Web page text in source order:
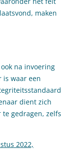
maken
na invoering
is waar een
dient zich
gedragen, zelfs
2022,